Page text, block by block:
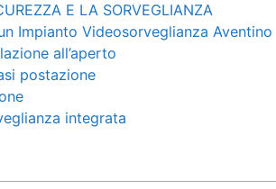
E LA SORVEGLIANZA
Impianto Videosorveglianza Aventino
all’aperto
postazione
integrata